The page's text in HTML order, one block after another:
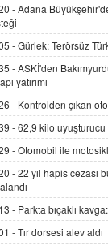
Esed
Şamar:
11.12.2024
DR.
Gerçek
19.07.2025
Şifacının
04.11.2025
-Adana
-Gürlek: Terörsüz
-ASKİ'den
yatırımı
- Kontrolden çıkan
-62,9 kilo
-Otomobil ile
-22 yıl hapis cezası
- Parkta bıçaklı
-Tır dorsesi alev aldı